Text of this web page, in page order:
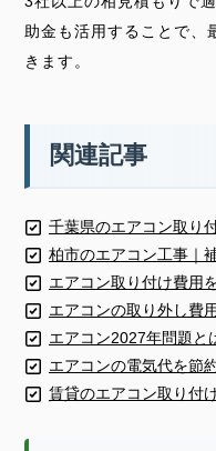
助金も活用することで、
きます。
関連記事
千葉県のエアコン取り
柏市のエアコン工事｜
エアコン取り付け費用
エアコンの取り外し費
エアコン2027年問題と
エアコンの電気代を節
賃貸のエアコン取り付